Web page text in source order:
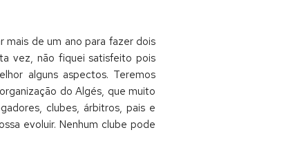
mais de um ano para fazer dois
vez, não fiquei satisfeito pois
alguns aspectos. Teremos
do Algés, que muito
clubes, árbitros, pais e
evoluir. Nenhum clube pode